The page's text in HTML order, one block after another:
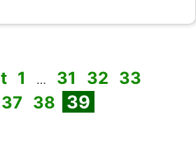
Page
1 … Page
31 Page
32 Page
33
Page
37 Page
38 Page
39